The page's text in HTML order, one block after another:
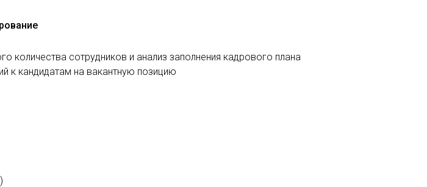
количества сотрудников и анализ заполнения кадрового плана
к кандидатам на вакантную позицию